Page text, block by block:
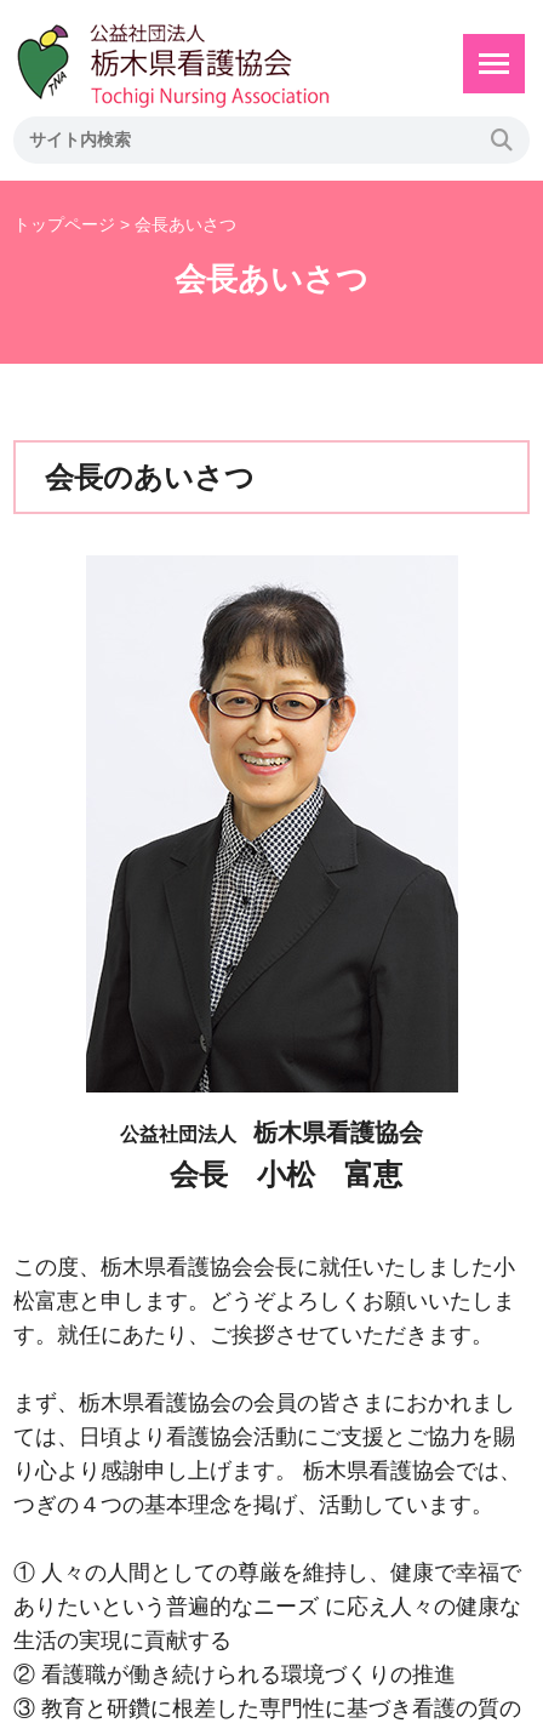
トップページ > 会長あいさつ
会長あいさつ
会長のあいさつ
公益社団法人 栃木県看護協会
会長 小松 富恵
この度、栃木県看護協会会長に就任いたしました小
松富恵と申します。どうぞよろしくお願いいたしま
す。就任にあたり、ご挨拶させていただきます。
まず、栃木県看護協会の会員の皆さまにおかれまし
ては、日頃より看護協会活動にご支援とご協力を賜
り心より感謝申し上げます。 栃木県看護協会では、
つぎの４つの基本理念を掲げ、活動しています。
① 人々の人間としての尊厳を維持し、健康で幸福で
ありたいという普遍的なニーズ に応え人々の健康な
生活の実現に貢献する
② 看護職が働き続けられる環境づくりの推進
③ 教育と研鑽に根差した専門性に基づき看護の質の